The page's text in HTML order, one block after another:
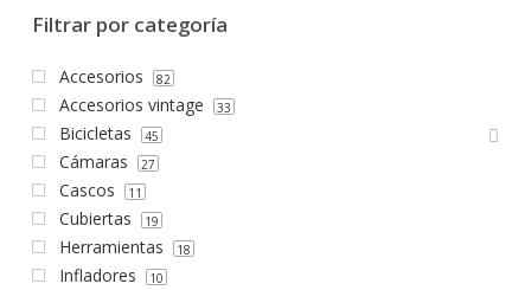
Filtrar por categoría
Accesorios 82
Accesorios vintage 33
Bicicletas 45
Cámaras 27
Cascos 11
Cubiertas 19
Herramientas 18
Infladores 10